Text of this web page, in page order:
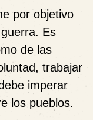
por objetivo
Es
de las
trabajar
imperar
los pueblos.